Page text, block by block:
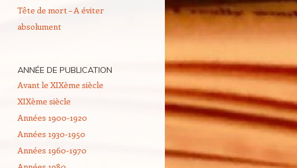
Tête de mort – A éviter
absolument
ANNÉE DE PUBLICATION
Avant le XIXème siècle
XIXème siècle
Années 1900-1920
Années 1930-1950
Années 1960-1970